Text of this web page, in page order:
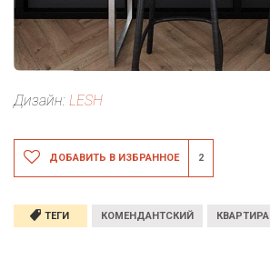
Дизайн: LESH
ДОБАВИТЬ В ИЗБРАННОЕ 2
ТЕГИ КОМЕНДАНТСКИЙ КВАРТИРА